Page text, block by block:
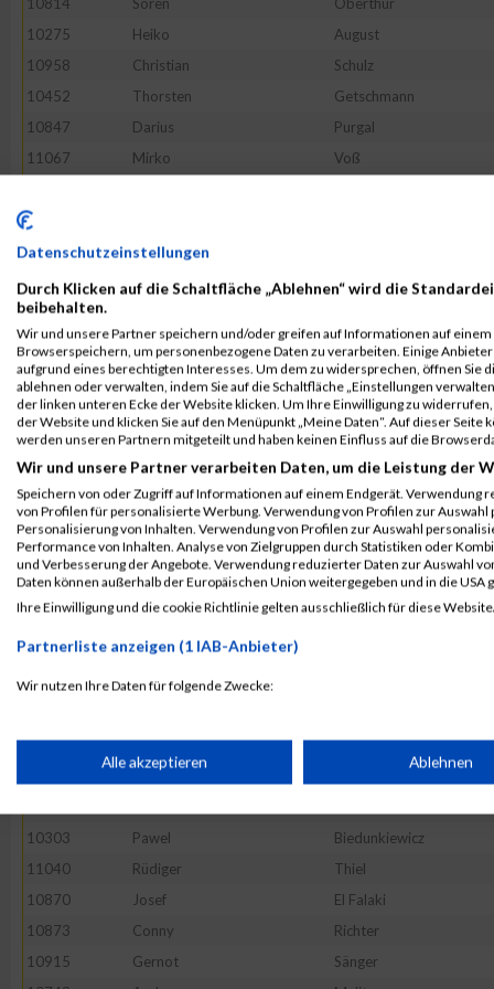
10275
Heiko August
10958
Christian Schulz
10452
Thorsten Getschmann
10847
Darius Purgal
11067
Mirko Voß
10795
10798
Johannes
11162
-- Noname
10726
11089
Felix Weitenhagen
10810
Lukas Northrup
10568
Lukas Janisch
10974
Serdar Seçkin
10368
Joachim Denk
10531
Falk Hillebercht
10543
Michael Hohenwald
10508
Gunnar Heide
10383
Michael Dufft
10418
Martin
10483
Jens-Peter
10633
Thomas Knauer
Ekrem
10303
Pawel Biedunkiewicz
11040
Rüdiger Thiel
10870
Josef El Falaki
10873
Conny Richter
10915
Gernot Sänger
Datenschutzeinstellungen
Durch Klicken auf die Schaltfläche „Ablehnen“ wird die
beibehalten.
Wir und unsere Partner speichern und/oder greifen auf Informationen auf einem
Browserspeichern, um personenbezogene Daten zu verarbeiten. Einige
aufgrund eines berechtigten Interesses. Um dem zu widersprechen, öffnen Sie
ablehnen oder verwalten, indem Sie auf die Schaltfläche „Einstellungen
der linken unteren Ecke der Website klicken. Um Ihre Einwilligung zu
der Website und klicken Sie auf den Menüpunkt „Meine Daten“. Auf dieser
werden unseren Partnern mitgeteilt und haben keinen Einfluss auf die
Wir und unsere Partner verarbeiten Daten, um die Leistung der
Speichern von oder Zugriff auf Informationen auf einem Endgerät. Verwendung
von Profilen für personalisierte Werbung. Verwendung von Profilen zur
Personalisierung von Inhalten. Verwendung von Profilen zur Auswahl
Performance von Inhalten. Analyse von Zielgruppen durch Statistiken oder
und Verbesserung der Angebote. Verwendung reduzierter Daten zur Auswahl
Daten können außerhalb der Europäischen Union weitergegeben und in die USA
Ihre Einwilligung und die cookie Richtlinie gelten ausschließlich für diese
Partnerliste anzeigen (1 IAB-Anbieter)
Wir nutzen Ihre Daten für folgende Zwecke:
Speichern von oder Zugriff auf Informationen auf einem
Erstellung von Profilen für personalisierte Werbung
Verwendung von Profilen zur Auswahl personalisierter Werbung
Alle akzeptieren Ablehnen